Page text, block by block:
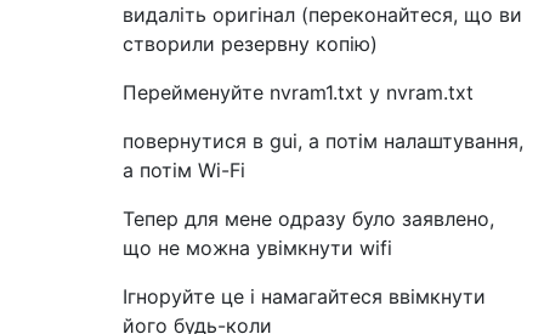
видаліть оригінал (переконайтеся, що ви
створили резервну копію)
Перейменуйте nvram1.txt у nvram.txt
повернутися в gui, а потім налаштування,
а потім Wi-Fi
Тепер для мене одразу було заявлено,
що не можна увімкнути wifi
Ігноруйте це і намагайтеся ввімкнути
його будь-коли